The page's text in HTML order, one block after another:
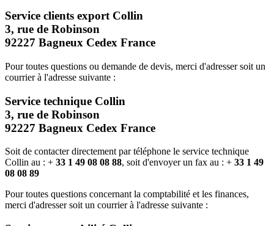
Service clients export Collin
3, rue de Robinson
92227 Bagneux Cedex France
Pour toutes questions ou demande de devis, merci d'adresser soit un
courrier à l'adresse suivante :
Service technique Collin
3, rue de Robinson
92227 Bagneux Cedex France
Soit de contacter directement par téléphone le service technique
Collin au : + 33 1 49 08 08 88, soit d'envoyer un fax au : + 33 1 49
08 08 89
Pour toutes questions concernant la comptabilité et les finances,
merci d'adresser soit un courrier à l'adresse suivante :